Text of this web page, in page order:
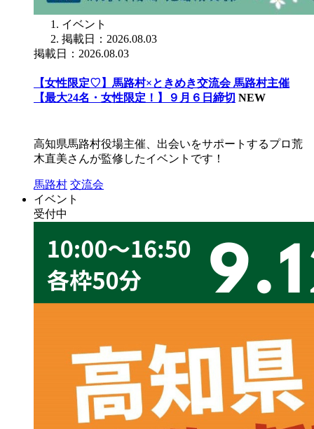
イベント
掲載日：2026.08.03
掲載日：2026.08.03
【女性限定♡】馬路村×ときめき交流会 馬路村主催
【最大24名・女性限定！】９月６日締切 NEW
高知県馬路村役場主催、出会いをサポートするプロ荒
木直美さんが監修したイベントです！
馬路村 交流会
イベント
受付中